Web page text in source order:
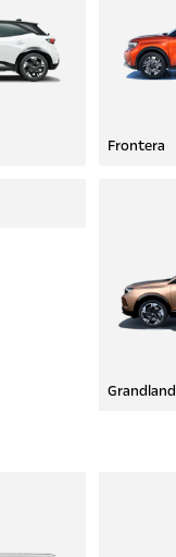
Frontera
Grandland